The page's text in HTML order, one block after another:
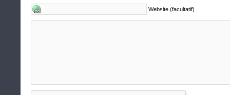
Website (facultatif)